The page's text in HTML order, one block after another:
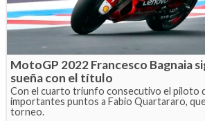
MotoGP 2022 Francesco Bagnaia
sueña con el título
Con el cuarto triunfo consecutivo el piloto
importantes puntos a Fabio Quartararo,
torneo.